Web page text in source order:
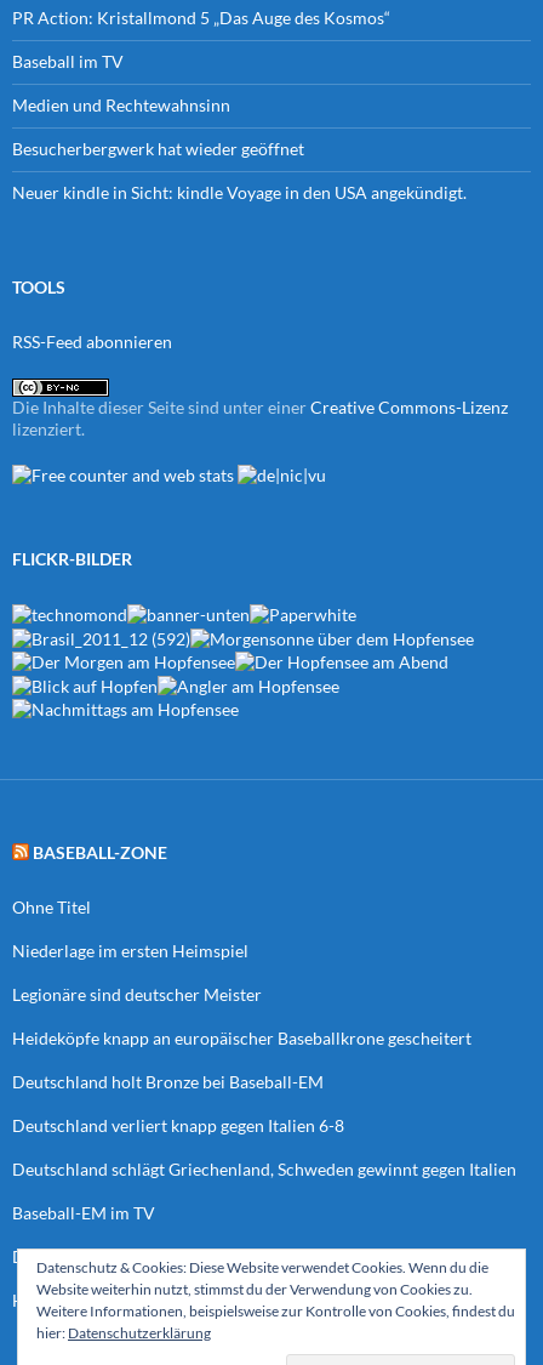
PR Action: Kristallmond 5 „Das Auge des Kosmos“
Baseball im TV
Medien und Rechtewahnsinn
Besucherbergwerk hat wieder geöffnet
Neuer kindle in Sicht: kindle Voyage in den USA angekündigt.
TOOLS
RSS-Feed abonnieren
Die Inhalte dieser Seite sind unter einerCreative Commons-Lizenz
lizenziert.
FLICKR-BILDER
BASEBALL-ZONE
Ohne Titel
Niederlage im ersten Heimspiel
Legionäre sind deutscher Meister
Heideköpfe knapp an europäischer Baseballkrone gescheitert
Deutschland holt Bronze bei Baseball-EM
Deutschland verliert knapp gegen Italien 6-8
Deutschland schlägt Griechenland, Schweden gewinnt gegen Italien
Baseball-EM im TV
Deutschland verliert letztes Spiel der Vorrunde
Heideköpfe bei “European Cup Final Four”
Datenschutz & Cookies: Diese Website verwendet Cookies. Wenn du die
Website weiterhin nutzt, stimmst du der Verwendung von Cookies zu.
Weitere Informationen, beispielsweise zur Kontrolle von Cookies, findest du
hier: Datenschutzerklärung